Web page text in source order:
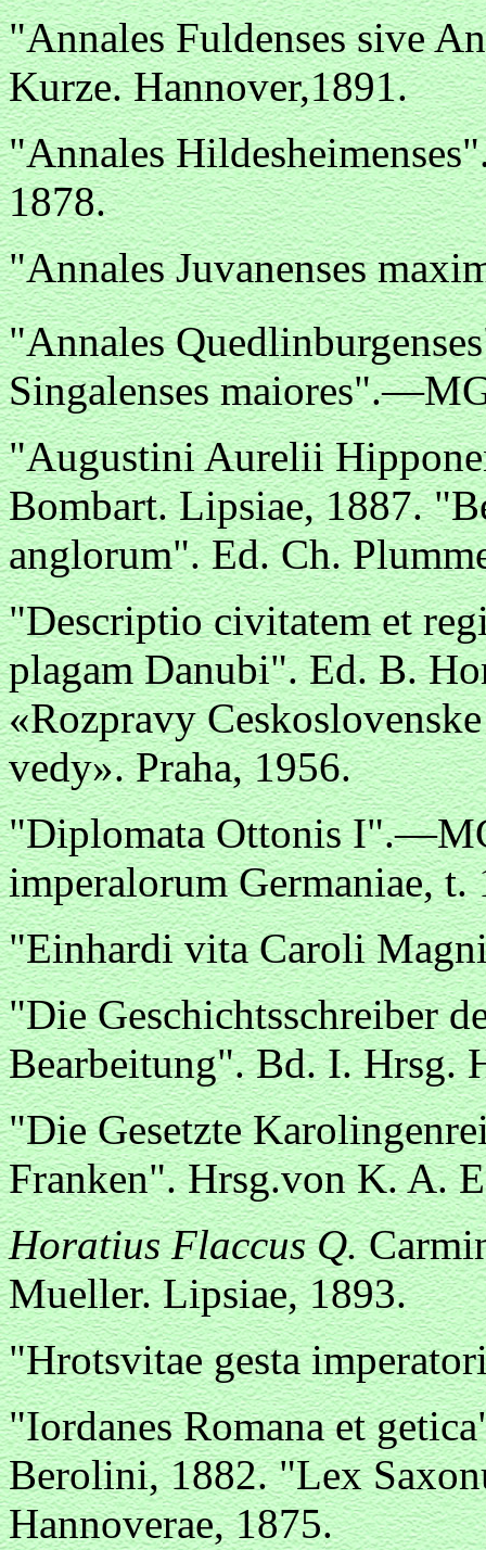
"Annales Fuldenses sive
Kurze. Hannover,1891.
"Annales
1878.
"Annales Juvanenses
"Annales
Singalenses
"Augustini Aurelii
Bombart. Lipsiae, 1887.
anglorum". Ed. Ch.
"Descriptio civitatem et
plagam Danubi". Ed. B.
«Rozpravy
vedy». Praha, 1956.
"Diplomata Ottonis
imperalorum Germaniae,
"Einhardi vita Caroli
"Die Geschichtsschreiber
Bearbeitung". Bd. I. Hrsg.
"Die Gesetzte
Franken". Hrsg.von K. A.
Horatius Flaccus Q.
Mueller. Lipsiae, 1893.
"Hrotsvitae gesta
"Iordanes Romana et
Berolini, 1882. "Lex
Hannoverae, 1875.